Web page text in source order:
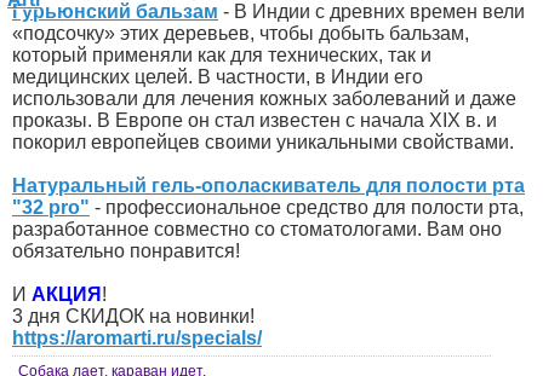
Гурьюнский бальзам - В Индии с древних времен вели
«подсочку» этих деревьев, чтобы добыть бальзам,
который применяли как для технических, так и
медицинских целей. В частности, в Индии его
использовали для лечения кожных заболеваний и даже
проказы. В Европе он стал известен с начала XIX в. и
покорил европейцев своими уникальными свойствами.
Натуральный гель-ополаскиватель для полости рта
"32 pro" - профессиональное средство для полости рта,
разработанное совместно со стоматологами. Вам оно
обязательно понравится!
И АКЦИЯ !
3 дня СКИДОК на новинки!
https://aromarti.ru/specials/
Собака лает, караван идет.